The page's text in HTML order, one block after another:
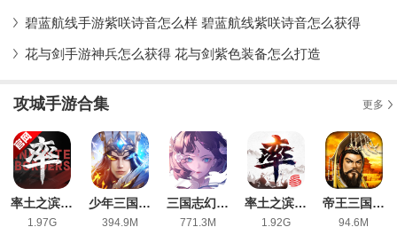
碧蓝航线手游紫咲诗音怎么样 碧蓝航线紫咲诗音怎么获得
花与剑手游神兵怎么获得 花与剑紫色装备怎么打造
攻城手游合集 更多
率土之滨手游最新版
1.97G
少年三国志零官方版
394.9M
三国志幻想大陆九游版
771.3M
率土之滨IOS版
1.92G
帝王三国手游最新版
94.6M